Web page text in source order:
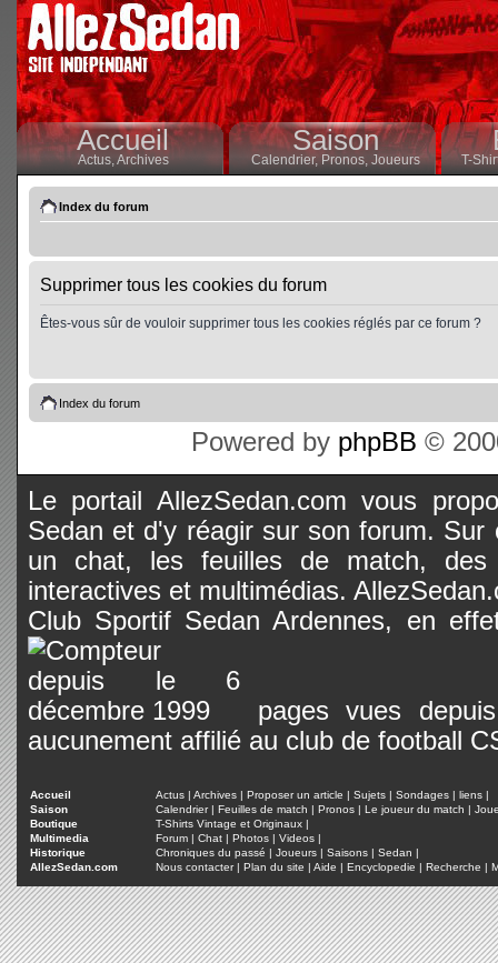
Accueil
Actus,Archives
Saison
Calendrier,Pronos, Joueurs T-
Index du forum
Supprimer tous les cookies du forum
Êtes-vous sûr de vouloir supprimer tous les cookies réglés par ce forum ?
Index du forum
Powered by phpBB ©
Le portail AllezSedan.com vous
Sedan et d'y réagir sur son forum.
un chat, les feuilles de match, des
interactives et multimédias.
Club Sportif Sedan Ardennes, en
pages vues
aucunement affilié au club de football
Accueil Actus | Archives | Proposer un article | Sujets | Sondages | liens |
Saison
Calendrier| Feuilles de match | Pronos | Le joueur du match |
Boutique
T-Shirts Vintage et Originaux |
Multimedia
Forum | Chat | Photos | Videos |
Historique
Chroniques du passé | Joueurs | Saisons | Sedan |
AllezSedan.com
Nous contacter| Plan du site | Aide | Encyclopedie | Recherche |